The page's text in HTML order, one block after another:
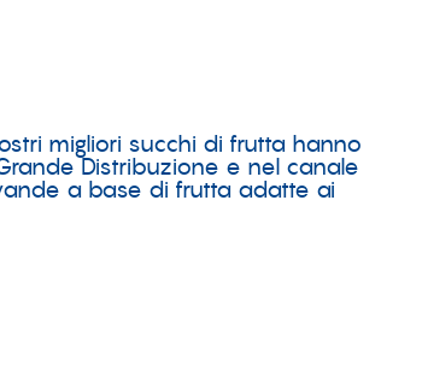
migliori succhi di frutta hanno
Distribuzione e nel canale
a base di frutta adatte ai